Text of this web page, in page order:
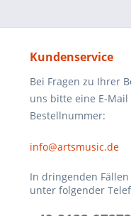
Kundenservice
Bei Fragen zu Ihrer
uns bitte eine E-
Bestellnummer:
info@artsmusic.de
In dringenden
unter folgender